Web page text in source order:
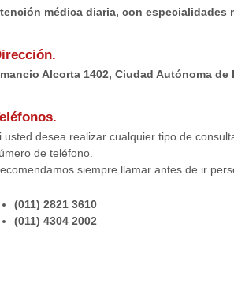
médica diaria, con especialidades
Alcorta 1402, Ciudad Autónoma
usted desea realizar cualquier tipo de
de teléfono.
siempre llamar antes de ir
(011) 2821 3610
(011) 4304 2002